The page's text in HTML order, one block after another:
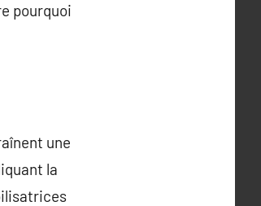
pourquoi
une
la